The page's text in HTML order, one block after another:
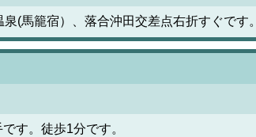
(馬籠宿）、落合沖田交差点右折すぐです。
す。徒歩1分です。